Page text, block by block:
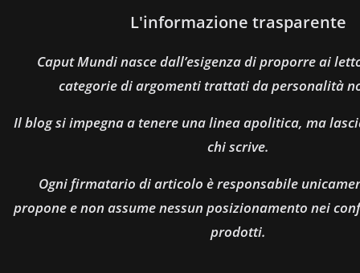
L'informazione trasparente
Caput Mundi nasce dall’esigenza di proporre ai
categorie di argomenti trattati da personalità
Il blog si impegna a tenere una linea apolitica, ma
chi scrive.
Ogni firmatario di articolo è responsabile
propone e non assume nessun posizionamento nei
prodotti.